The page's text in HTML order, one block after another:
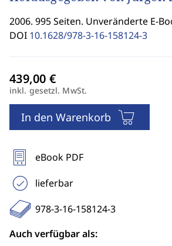
2006. 995 Seiten. Unveränderte E-
DOI 10.1628/978-3-16-158124-3
inkl. gesetzl. MwSt.
In den Warenkorb
eBook PDF
lieferbar
978-3-16-158124-3
Auch verfügbar als: